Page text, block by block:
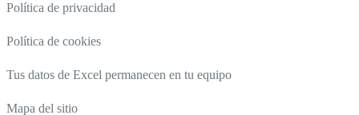
Política de privacidad
Política de cookies
Tus datos de Excel permanecen en tu equipo
Mapa del sitio